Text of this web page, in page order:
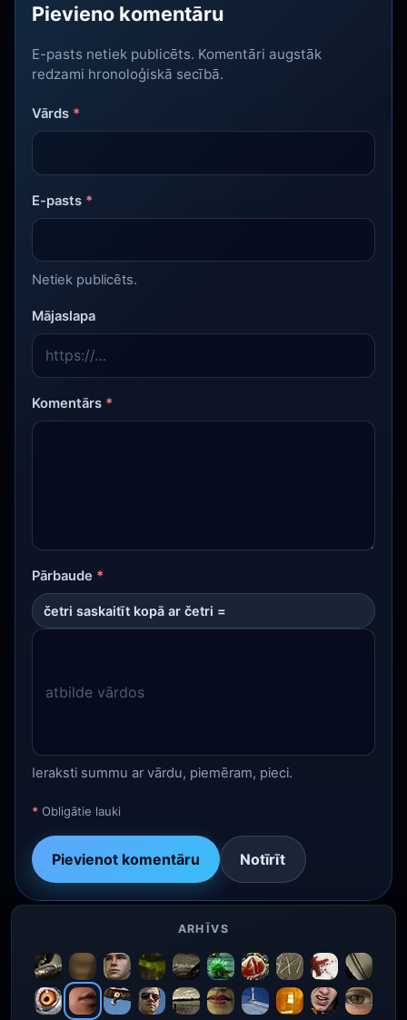
Pievieno komentāru
E-pasts netiek publicēts. Komentāri augstāk
redzami hronoloģiskā secībā.
Vārds *
E-pasts *
Netiek publicēts.
Mājaslapa
Komentārs *
Pārbaude *
četri saskaitīt kopā ar četri =
Ieraksti summu ar vārdu, piemēram, pieci.
* Obligātie lauki
Pievienot komentāru Notīrīt
ARHĪVS